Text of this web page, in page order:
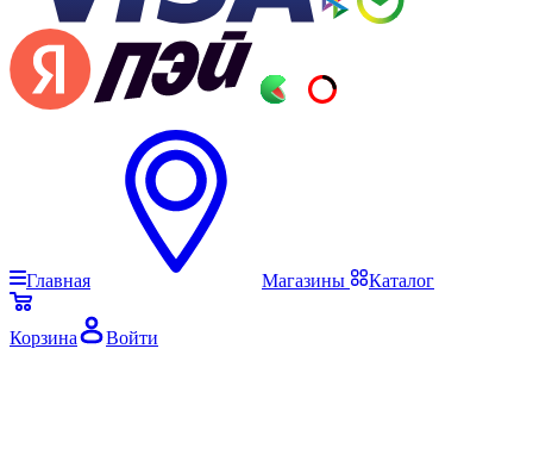
Главная Магазины Каталог
Корзина Войти